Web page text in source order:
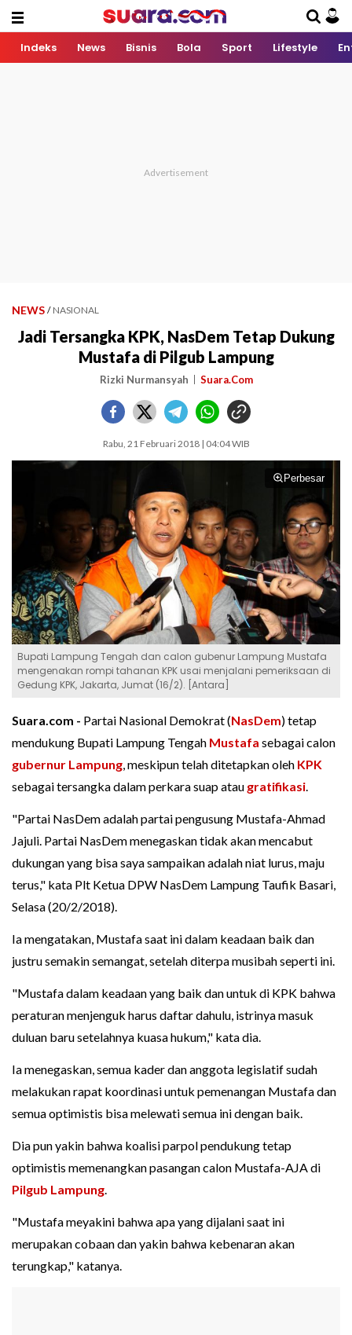
Indeks News Bisnis Bola Sport Lifestyle
NEWS / NASIONAL
Jadi Tersangka KPK, NasDem Tetap Dukung
Mustafa di Pilgub Lampung
Rizki Nurmansyah Suara.Com
Rabu, 21 Februari 2018 | 04:04 WIB
Perbesar
Bupati Lampung Tengah dan calon gubenur Lampung Mustafa
mengenakan rompi tahanan KPK usai menjalani pemeriksaan di
Gedung KPK, Jakarta, Jumat (16/2). [Antara]
Suara.com - Partai Nasional Demokrat (NasDem) tetap
mendukung Bupati Lampung Tengah Mustafa sebagai calon
gubernur Lampung, meskipun telah ditetapkan oleh KPK
sebagai tersangka dalam perkara suap atau gratifikasi.
"Partai NasDem adalah partai pengusung Mustafa-Ahmad
Jajuli. Partai NasDem menegaskan tidak akan mencabut
dukungan yang bisa saya sampaikan adalah niat lurus, maju
terus," kata Plt Ketua DPW NasDem Lampung Taufik Basari,
Selasa (20/2/2018).
Ia mengatakan, Mustafa saat ini dalam keadaan baik dan
justru semakin semangat, setelah diterpa musibah seperti ini.
"Mustafa dalam keadaan yang baik dan untuk di KPK bahwa
peraturan menjenguk harus daftar dahulu, istrinya masuk
duluan baru setelahnya kuasa hukum," kata dia.
Ia menegaskan, semua kader dan anggota legislatif sudah
melakukan rapat koordinasi untuk pemenangan Mustafa dan
semua optimistis bisa melewati semua ini dengan baik.
Dia pun yakin bahwa koalisi parpol pendukung tetap
optimistis memenangkan pasangan calon Mustafa-AJA di
Pilgub Lampung.
"Mustafa meyakini bahwa apa yang dijalani saat ini
merupakan cobaan dan yakin bahwa kebenaran akan
terungkap," katanya.